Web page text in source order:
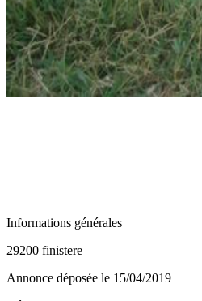
Informations générales
29200 finistere
Annonce déposée le 15/04/2019